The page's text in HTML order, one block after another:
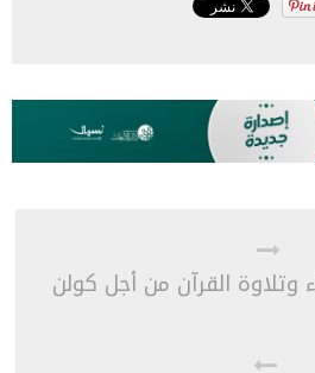
وتلاوة القرآن من أجل كولن